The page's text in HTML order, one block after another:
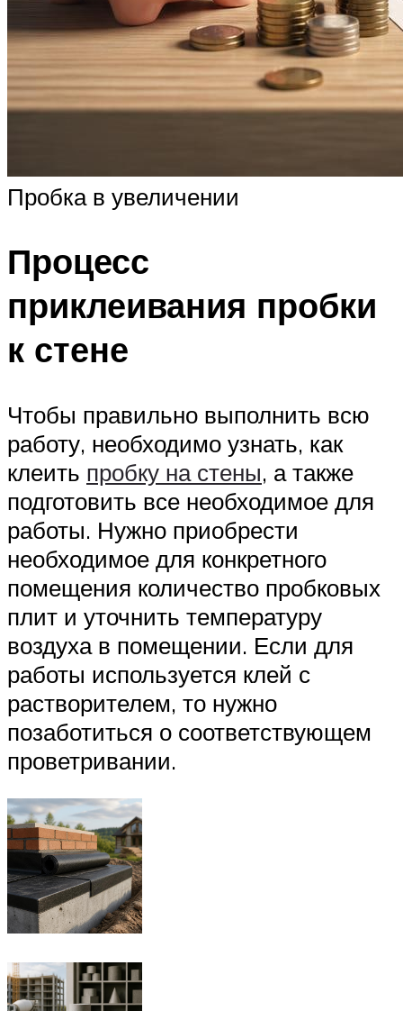
Пробка в увеличении
Процесс
приклеивания пробки
к стене
Чтобы правильно выполнить всю
работу, необходимо узнать, как
клеить пробку на стены, а также
подготовить все необходимое для
работы. Нужно приобрести
необходимое для конкретного
помещения количество пробковых
плит и уточнить температуру
воздуха в помещении. Если для
работы используется клей с
растворителем, то нужно
позаботиться о соответствующем
проветривании.